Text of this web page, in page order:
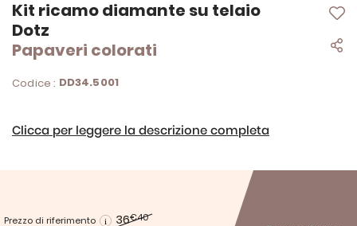
Kit ricamo diamante su telaio
Dotz
Papaveri colorati
Codice : DD34.5001
Clicca per leggere la descrizione completa
Prezzo di riferimento 36€40
all'inizio
della
galleria
immagini